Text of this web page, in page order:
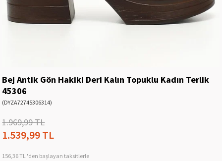
Bej Antik Gön Hakiki Deri Kalın Topuklu Kadın Terlik
45306
(DYZA72745306314)
1.969,99 TL
1.539,99 TL
156,36 TL 'den başlayan taksitlerle